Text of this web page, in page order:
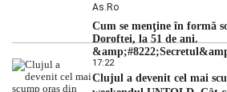
As.ro
Cum se menţine în formă
Doroftei, la 51 de ani.
dezvăluit
17:22
Clujul a devenit cel mai